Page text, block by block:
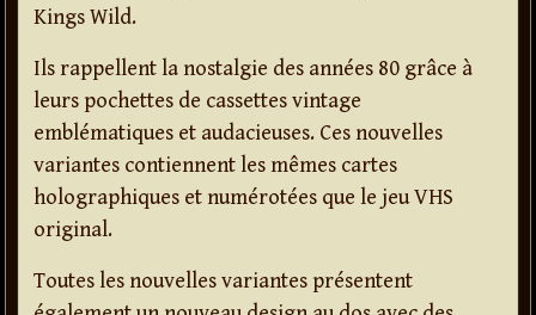
Kings Wild.
Ils rappellent la nostalgie des années 80 grâce à
leurs pochettes de cassettes vintage
emblématiques et audacieuses. Ces nouvelles
variantes contiennent les mêmes cartes
holographiques et numérotées que le jeu VHS
original.
Toutes les nouvelles variantes présentent